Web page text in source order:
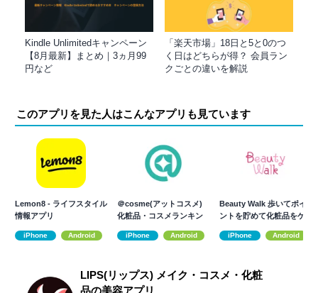
Kindle Unlimitedキャンペーン
【8月最新】まとめ｜3ヵ月99
円など
「楽天市場」18日と5と0のつ
く日はどちらが得？ 会員ラン
クごとの違いを解説
このアプリを見た人はこんなアプリも見ています
Lemon8 - ライフスタイル
情報アプリ
iPhone Android
＠cosme(アットコスメ)
化粧品・コスメランキン
iPhone Android
Beauty Walk 歩いてポイ
ントを貯めて化粧品をゲ
iPhone Android
LIPS(リップス) メイク・コスメ・化粧
品の美容アプリ